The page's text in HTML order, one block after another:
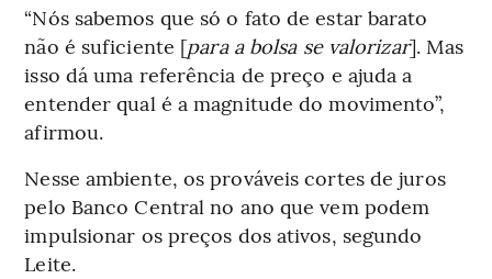
“Nós sabemos que só o fato de estar barato
não é suficiente [para a bolsa se valorizar]. Mas
isso dá uma referência de preço e ajuda a
entender qual é a magnitude do movimento”,
afirmou.
Nesse ambiente, os prováveis cortes de juros
pelo Banco Central no ano que vem podem
impulsionar os preços dos ativos, segundo
Leite.